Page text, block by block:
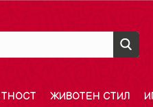
ЖИВОТЕН СТИЛ